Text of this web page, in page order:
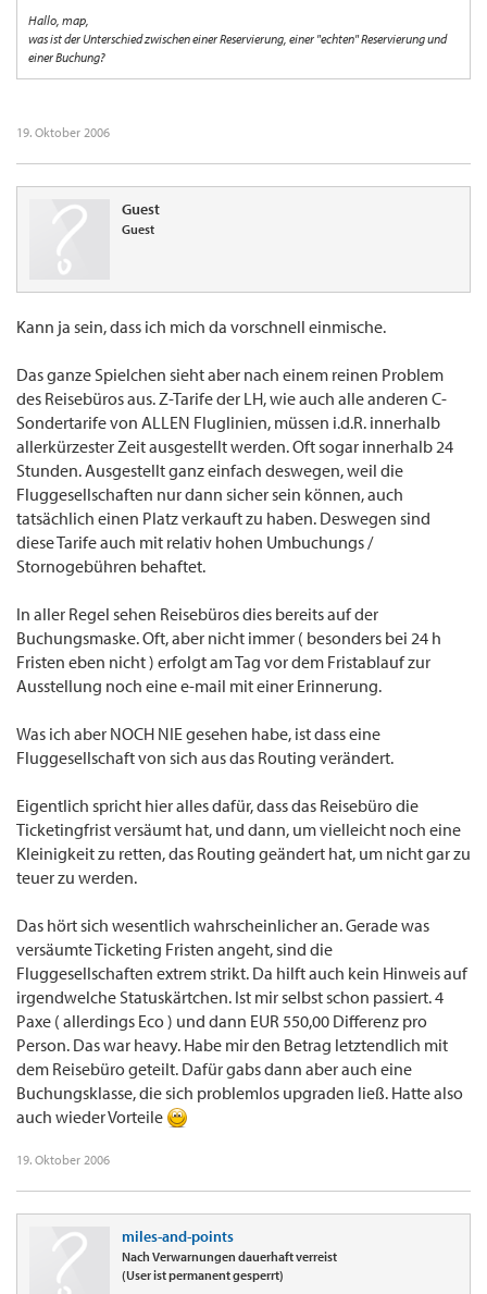
Hallo, map,
was ist der Unterschied zwischen einer Reservierung, einer "echten" Reservierung und
einer Buchung?
19. Oktober 2006
Guest
Guest
Kann ja sein, dass ich mich da vorschnell einmische.
Das ganze Spielchen sieht aber nach einem reinen Problem
des Reisebüros aus. Z-Tarife der LH, wie auch alle anderen C-
Sondertarife von ALLEN Fluglinien, müssen i.d.R. innerhalb
allerkürzester Zeit ausgestellt werden. Oft sogar innerhalb 24
Stunden. Ausgestellt ganz einfach deswegen, weil die
Fluggesellschaften nur dann sicher sein können, auch
tatsächlich einen Platz verkauft zu haben. Deswegen sind
diese Tarife auch mit relativ hohen Umbuchungs /
Stornogebühren behaftet.
In aller Regel sehen Reisebüros dies bereits auf der
Buchungsmaske. Oft, aber nicht immer ( besonders bei 24 h
Fristen eben nicht ) erfolgt am Tag vor dem Fristablauf zur
Ausstellung noch eine e-mail mit einer Erinnerung.
Was ich aber NOCH NIE gesehen habe, ist dass eine
Fluggesellschaft von sich aus das Routing verändert.
Eigentlich spricht hier alles dafür, dass das Reisebüro die
Ticketingfrist versäumt hat, und dann, um vielleicht noch eine
Kleinigkeit zu retten, das Routing geändert hat, um nicht gar zu
teuer zu werden.
Das hört sich wesentlich wahrscheinlicher an. Gerade was
versäumte Ticketing Fristen angeht, sind die
Fluggesellschaften extrem strikt. Da hilft auch kein Hinweis auf
irgendwelche Statuskärtchen. Ist mir selbst schon passiert. 4
Paxe ( allerdings Eco ) und dann EUR 550,00 Differenz pro
Person. Das war heavy. Habe mir den Betrag letztendlich mit
dem Reisebüro geteilt. Dafür gabs dann aber auch eine
Buchungsklasse, die sich problemlos upgraden ließ. Hatte also
auch wieder Vorteile
19. Oktober 2006
miles-and-points
Nach Verwarnungen dauerhaft verreist
(User ist permanent gesperrt)